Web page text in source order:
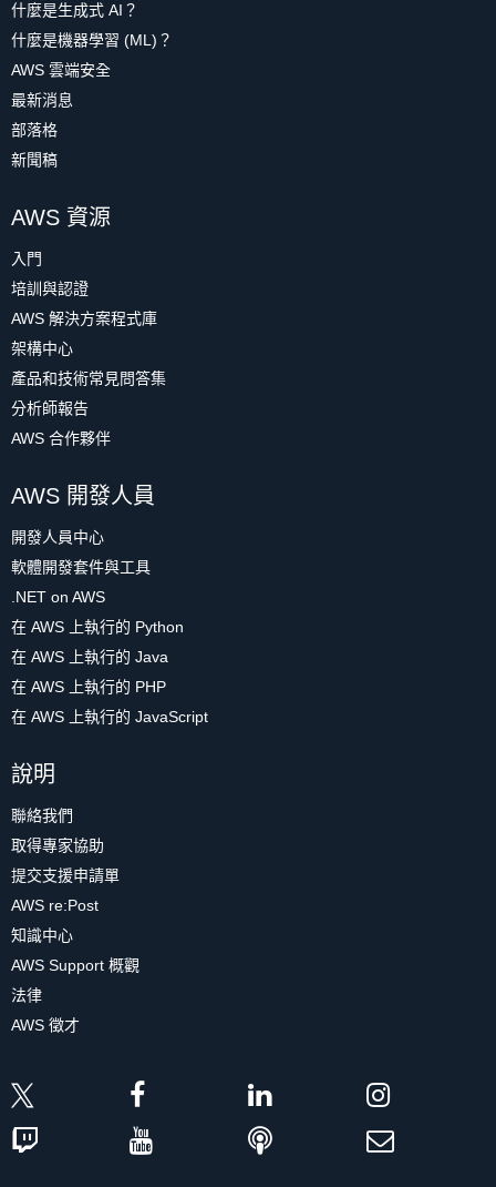
什麼是生成式 AI？
什麼是機器學習 (ML)？
AWS 雲端安全
最新消息
部落格
新聞稿
AWS 資源
入門
培訓與認證
AWS 解決方案程式庫
架構中心
產品和技術常見問答集
分析師報告
AWS 合作夥伴
AWS 開發人員
開發人員中心
軟體開發套件與工具
.NET on AWS
在 AWS 上執行的 Python
在 AWS 上執行的 Java
在 AWS 上執行的 PHP
在 AWS 上執行的 JavaScript
說明
聯絡我們
取得專家協助
提交支援申請單
AWS re:Post
知識中心
AWS Support 概觀
法律
AWS 徵才